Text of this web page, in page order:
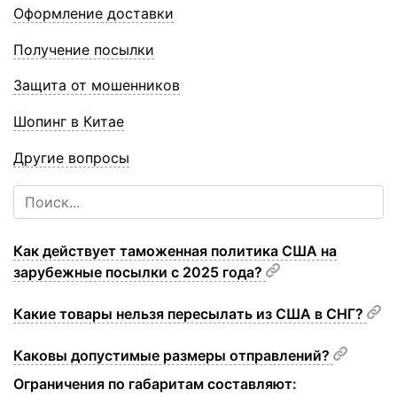
Оформление доставки
Получение посылки
Защита от мошенников
Шопинг в Китае
Другие вопросы
​Как действует таможенная политика США на
зарубежные посылки с 2025 года?
Какие товары нельзя пересылать из США в СНГ?
Каковы допустимые размеры отправлений?
Ограничения по габаритам составляют: